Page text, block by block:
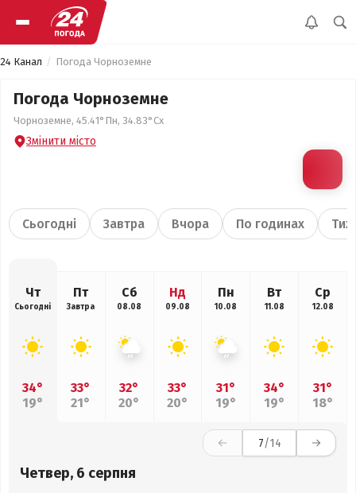
24 Канал Погода Чорноземне
Погода Чорноземне
Чорноземне, 45.41°Пн, 34.83°Сх
Змінити місто
Сьогодні Завтра Вчора По годинах
Чт
Сьогодні
34°
19°
Пт
Завтра
33°
21°
Сб
08.08
32°
20°
Нд
09.08
33°
20°
Пн
10.08
31°
19°
Вт
11.08
34°
19°
Ср
12.08
31°
18°
7/14
Четвер, 6 серпня